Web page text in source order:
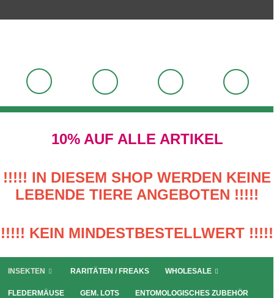
10% AUF ALLE ARTIKEL
!!!!! IN DIESEM SHOP WERDEN KEINE
LEBENDE TIERE ANGEBOTEN !!!!!
!!!!! KEIN MINDESTBESTELLWERT !!!!!
INSEKTEN RARITÄTEN / FREAKS WHOLESALE
FLEDERMÄUSE GEM. LOTS ENTOMOLOGISCHES ZUBEHÖR